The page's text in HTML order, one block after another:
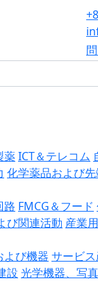
薬ICT＆テレコム
化学薬品および
路 FMCG＆フード
び関連活動 産業
よび機器 サービ
設 光学機器、写